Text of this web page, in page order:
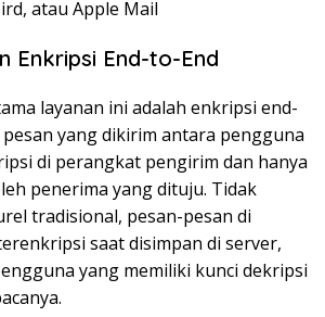
atau Apple Mail
Enkripsi End-to-End
layanan ini adalah enkripsi end-
yang dikirim antara pengguna
di perangkat pengirim dan hanya
penerima yang dituju. Tidak
tradisional, pesan-pesan di
saat disimpan di server,
yang memiliki kunci dekripsi